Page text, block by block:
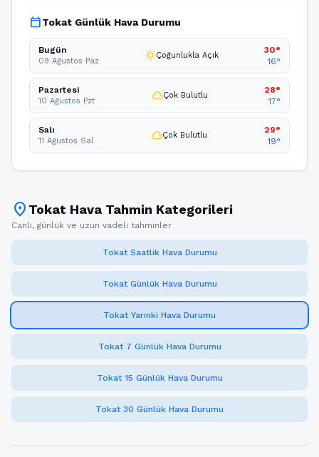
calendar_todayTokat Günlük Hava Durumu
Bugün
09 Ağustos Paz wb_sunnyÇoğunlukla Açık
30°
16°
Pazartesi
10 Ağustos Pzt cloudÇok Bulutlu
28°
17°
Salı
11 Ağustos Sal cloudÇok Bulutlu
29°
19°
location_on Tokat Hava Tahmin Kategorileri
Canlı, günlük ve uzun vadeli tahminler
Tokat Saatlik Hava Durumu
Tokat Günlük Hava Durumu
Tokat Yarınki Hava Durumu
Tokat 7 Günlük Hava Durumu
Tokat 15 Günlük Hava Durumu
Tokat 30 Günlük Hava Durumu